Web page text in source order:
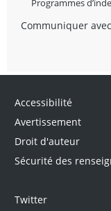
Programmes
Communiquer
Accessibilité
Avertissement
Droit d'auteur
Sécurité des
Twitter